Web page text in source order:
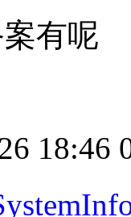
有呢
18:46